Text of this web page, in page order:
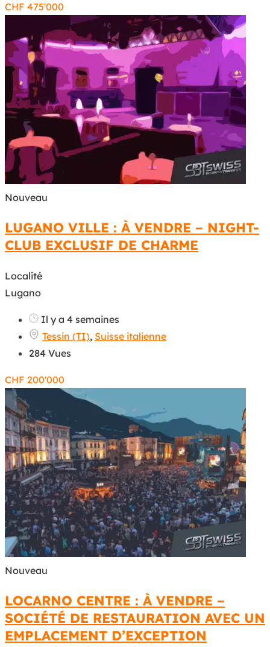
CHF 475'000
Nouveau
LUGANO VILLE : À VENDRE – NIGHT-
CLUB EXCLUSIF DE CHARME
Localité
Lugano
Il y a 4 semaines
Tessin (TI), Suisse italienne
284 Vues
CHF 200'000
Nouveau
LOCARNO CENTRE : À VENDRE –
SOCIÉTÉ DE RESTAURATION AVEC UN
EMPLACEMENT D’EXCEPTION